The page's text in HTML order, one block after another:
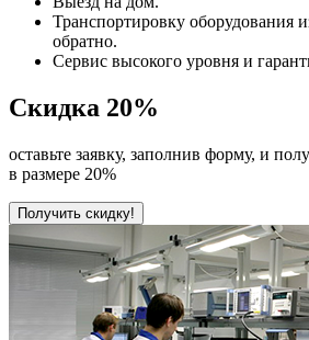
Транспортировку оборудования
обратно.
Сервис высокого уровня и
Скидка 20%
оставьте заявку, заполнив форму, и
в размере 20%
Получить скидку!